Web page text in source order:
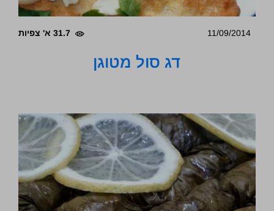
11/09/2014 31.7 א' צפיות
דג סול מטוגן